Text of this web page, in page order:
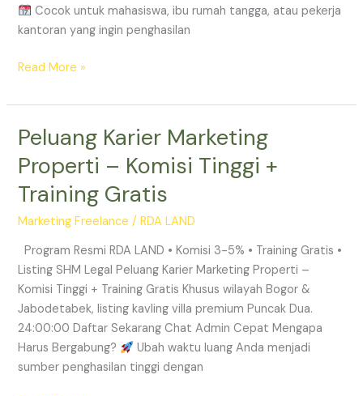
Cocok untuk mahasiswa, ibu rumah tangga, atau pekerja
kantoran yang ingin penghasilan
Read More »
Peluang Karier Marketing
Properti – Komisi Tinggi +
Training Gratis
Marketing Freelance /RDA LAND
Program Resmi RDA LAND • Komisi 3-5% • Training Gratis •
Listing SHM Legal Peluang Karier Marketing Properti –
Komisi Tinggi + Training Gratis Khusus wilayah Bogor &
Jabodetabek, listing kavling villa premium Puncak Dua.
24:00:00 Daftar Sekarang Chat Admin Cepat Mengapa
Harus Bergabung?
Ubah waktu luang Anda menjadi
sumber penghasilan tinggi dengan
Peluang
Marketing
Properti
Komisi
Tinggi
+
Training
Gratis